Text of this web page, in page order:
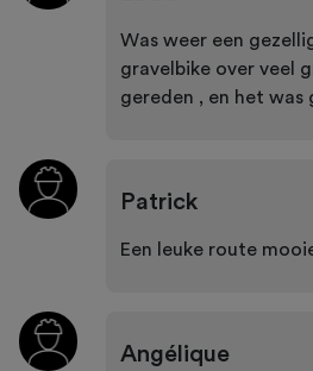
Was weer een
gravelbike over veel
gereden , en het
Patrick
Een leuke route
Angélique